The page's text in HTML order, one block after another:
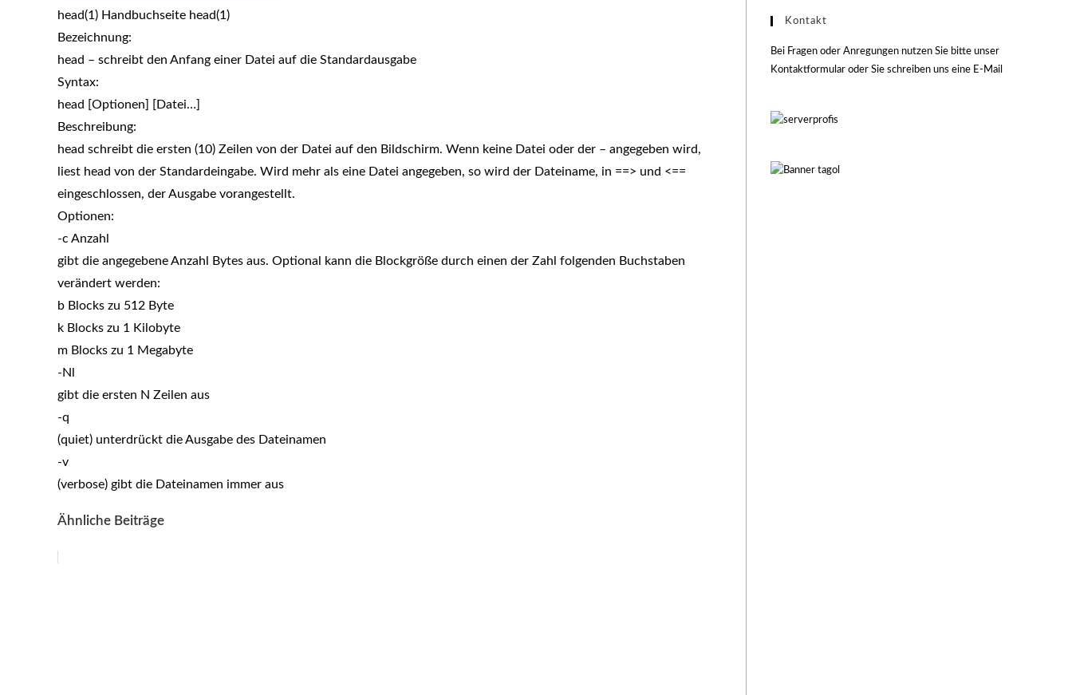
head(1) Handbuchseite head(1)
Bezeichnung:
head – schreibt den Anfang einer Datei auf die Standardausgabe
Syntax:
head [Optionen] [Datei…]
Beschreibung:
head schreibt die ersten (10) Zeilen von der Datei auf den Bildschirm. Wenn keine Datei oder der – angegeben wird,
liest head von der Standardeingabe. Wird mehr als eine Datei angegeben, so wird der Dateiname, in ==> und <==
eingeschlossen, der Ausgabe vorangestellt.
Optionen:
-c Anzahl
gibt die angegebene Anzahl Bytes aus. Optional kann die Blockgröße durch einen der Zahl folgenden Buchstaben
verändert werden:
b Blocks zu 512 Byte
k Blocks zu 1 Kilobyte
m Blocks zu 1 Megabyte
-Nl
gibt die ersten N Zeilen aus
-q
(quiet) unterdrückt die Ausgabe des Dateinamen
-v
(verbose) gibt die Dateinamen immer aus
Ähnliche Beiträge
Kontakt
Bei Fragen oder Anregungen nutzen Sie bitte unser
Kontaktformular oder Sie schreiben uns eine E-Mail